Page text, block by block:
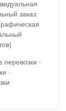
заказ:
перевозки ·
·